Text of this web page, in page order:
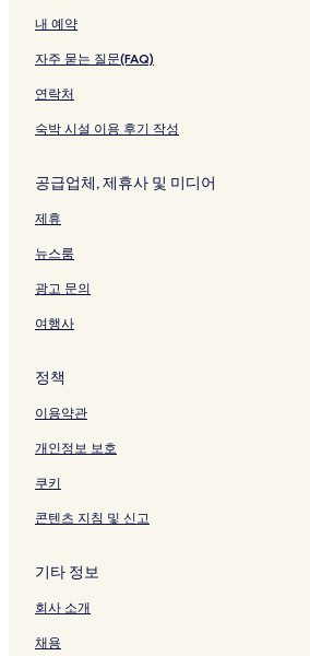
내 예약
자주 묻는 질문(FAQ)
연락처
숙박 시설 이용 후기 작성
공급업체, 제휴사 및 미디어
제휴
뉴스룸
광고 문의
여행사
정책
이용약관
개인정보 보호
쿠키
콘텐츠 지침 및 신고
기타 정보
회사 소개
채용